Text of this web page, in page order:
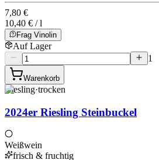
7,80 €
10,40 € / l
Frag Vinolin
Auf Lager
1
Warenkorb
Riesling·trocken
2024er Riesling Steinbuckel
Weißwein
frisch & fruchtig